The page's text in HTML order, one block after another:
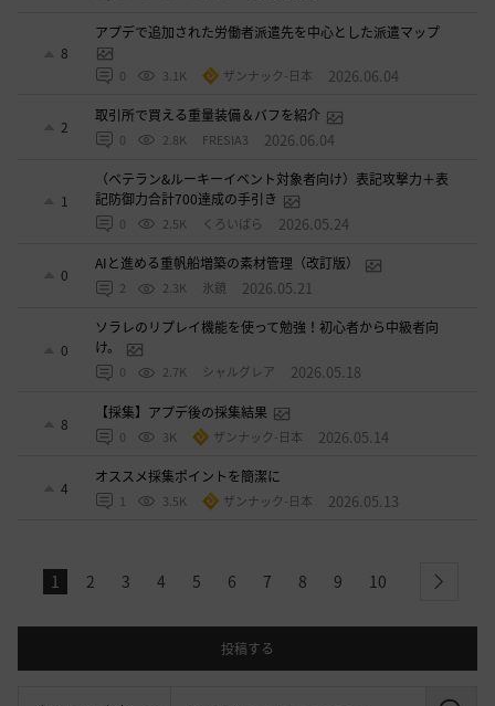
8
アプデで追加された労働者派遣先を中心とした派遣マップ
0 3.1K ザンナック-日本 2026.06.04
2
取引所で買える重量装備＆バフを紹介
0 2.8K FRESIA3 2026.06.04
1
（ベテラン&ルーキーイベント対象者向け）表記攻撃力＋表
記防御力合計700達成の手引き
0 2.5K くろいばら 2026.05.24
0
AIと進める重帆船増築の素材管理（改訂版）
2 2.3K 氷鏡 2026.05.21
0
ソラレのリプレイ機能を使って勉強！初心者から中級者向
け。
0 2.7K シャルグレア 2026.05.18
8
【採集】アプデ後の採集結果
0 3K ザンナック-日本 2026.05.14
4
オススメ採集ポイントを簡潔に
1 3.5K ザンナック-日本 2026.05.13
1 2 3 4 5 6 7 8 9 10 next
投稿する